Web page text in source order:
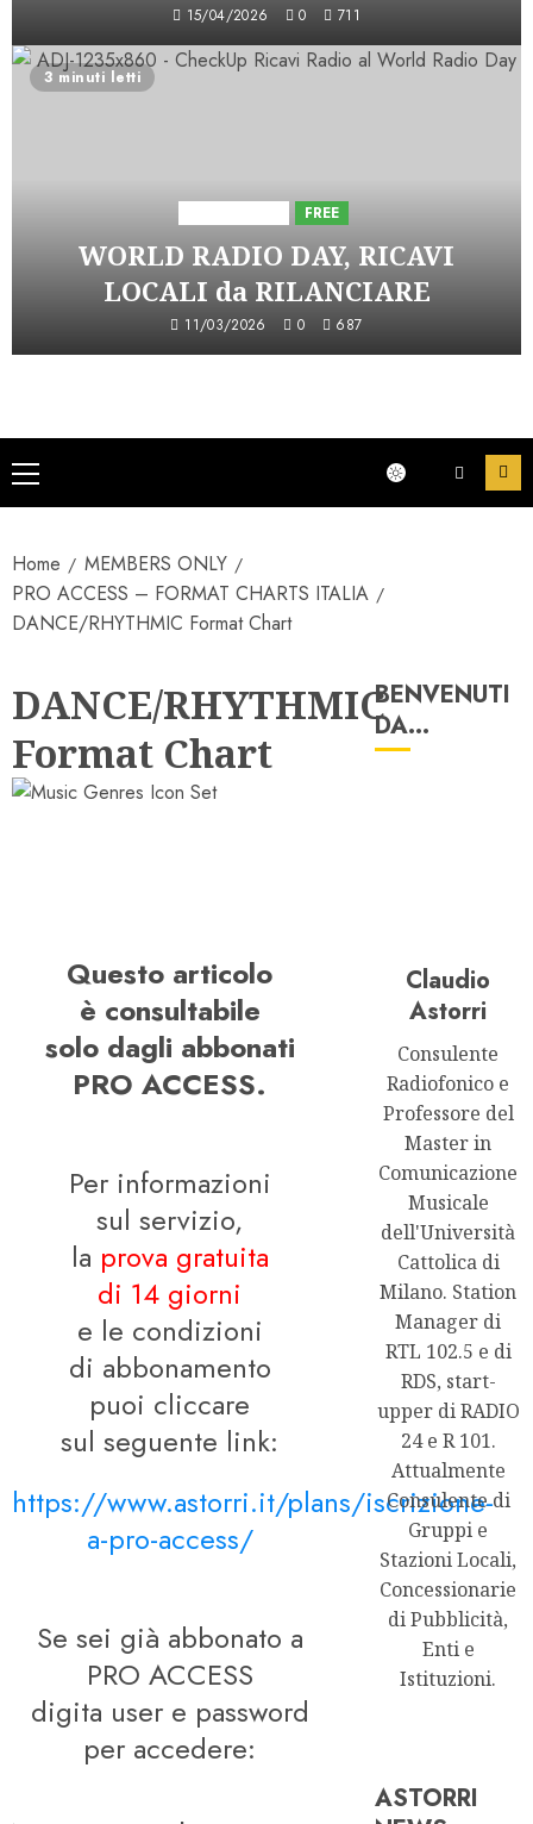
15/04/2026 0 711
3 minuti letti
FREE
WORLD RADIO DAY, RICAVI
LOCALI da RILANCIARE
11/03/2026 0 687
Menu
principale
Home
MEMBERS ONLY
PRO ACCESS – FORMAT CHARTS ITALIA
DANCE/RHYTHMIC Format Chart
DANCE/RHYTHMIC
Format Chart
Questo articolo
è consultabile
solo dagli abbonati
PRO ACCESS.
Per informazioni
sul servizio,
la prova gratuita
di 14 giorni
e le condizioni
di abbonamento
puoi cliccare
sul seguente link:
https://www.astorri.it/plans/iscrizione-
a-pro-access/
Se sei già abbonato a
PRO ACCESS
digita user e password
per accedere:
BENVENUTI
DA…
Claudio
Astorri
Consulente
Radiofonico e
Professore del
Master in
Comunicazione
Musicale
dell'Università
Cattolica di
Milano. Station
Manager di
RTL 102.5 e di
RDS, start-
upper di RADIO
24 e R 101.
Attualmente
Consulente di
Gruppi e
Stazioni Locali,
Concessionarie
di Pubblicità,
Enti e
Istituzioni.
ASTORRI